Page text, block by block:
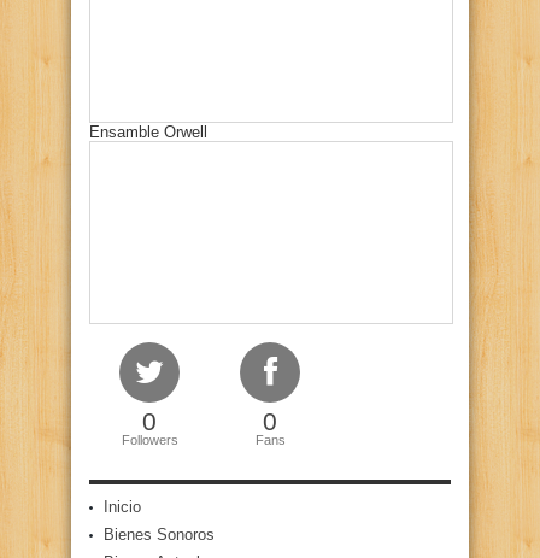
Ensamble Orwell
0
Followers
0
Fans
Inicio
Bienes Sonoros